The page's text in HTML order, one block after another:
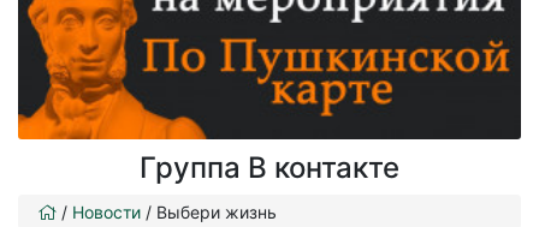
Группа В контакте
/ Новости / Выбери жизнь